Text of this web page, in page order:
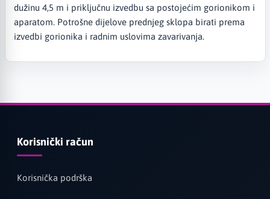
dužinu 4,5 m i priključnu izvedbu sa postojećim gorionikom i
aparatom. Potrošne dijelove prednjeg sklopa birati prema
izvedbi gorionika i radnim uslovima zavarivanja.
Korisnički račun
Korisnička podrška